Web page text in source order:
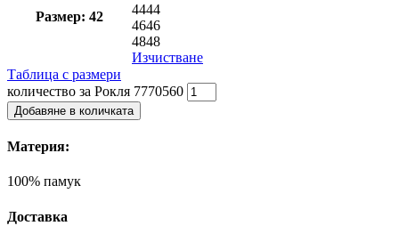
Размер: 42
4444
4646
4848
Изчистване
Таблица с размери
количество за Рокля 7770560
Добавяне в количката
Материя:
100% памук
Доставка